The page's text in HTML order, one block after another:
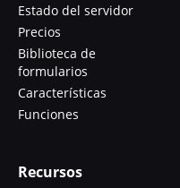
Estado del servidor
Precios
Biblioteca de
formularios
Características
Funciones
Recursos